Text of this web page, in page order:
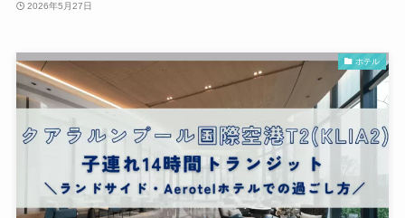
2026年5月27日
ホテル